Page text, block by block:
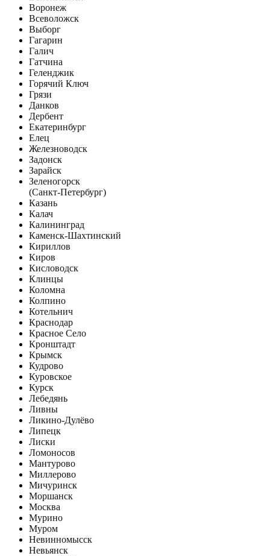
Воронеж
Всеволожск
Выборг
Гагарин
Галич
Гатчина
Геленджик
Горячий Ключ
Грязи
Данков
Дербент
Екатеринбург
Елец
Железноводск
Задонск
Зарайск
Зеленогорск
(Санкт-Петербург)
Казань
Калач
Калининград
Каменск-Шахтинский
Кириллов
Киров
Кисловодск
Клинцы
Коломна
Колпино
Котельнич
Краснодар
Красное Село
Кронштадт
Крымск
Кудрово
Куровское
Курск
Лебедянь
Ливны
Ликино-Дулёво
Липецк
Лиски
Ломоносов
Мантурово
Миллерово
Мичуринск
Моршанск
Москва
Мурино
Муром
Невинномысск
Невьянск